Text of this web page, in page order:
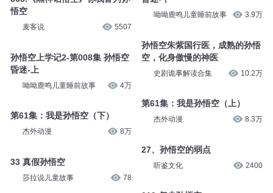
悟空
麦客说 5507
孙悟空上学记2-第008集 孙悟空
昏迷-上
呦呦鹿鸣儿童睡前故事 4万
第61集：我是孙悟空（下）
杰外动漫 8万
33 真假孙悟空
莎拉说儿童故事 78
呦呦鹿鸣儿童睡前故事 3.9万
孙悟空朱紫国行医，成熟的孙悟
空，化身傲慢的神医
史剧诡事解读合集 10.2万
第61集：我是孙悟空（上）
杰外动漫 8.3万
27、孙悟空的弱点
听鉴文化 2400